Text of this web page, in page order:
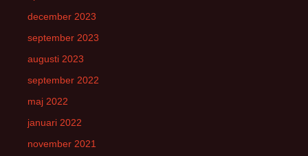
december 2023
september 2023
augusti 2023
september 2022
maj 2022
januari 2022
november 2021